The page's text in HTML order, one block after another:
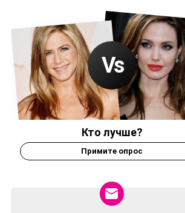
Кто лучше?
Примите опрос